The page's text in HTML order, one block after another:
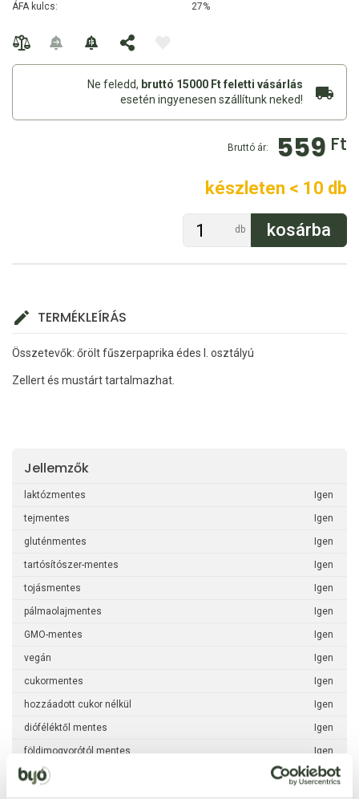
ÁFA kulcs:
27%
Ne feledd, bruttó 15000 Ft feletti vásárlás
esetén ingyenesen szállítunk neked!
Bruttó ár: 559 Ft
készleten < 10 db
db
TERMÉKLEÍRÁS
Összetevők: őrölt fűszerpaprika édes I. osztályú
Zellert és mustárt tartalmazhat.
Jellemzők
laktózmentes Igen
tejmentes Igen
gluténmentes Igen
tartósítószer-mentes Igen
tojásmentes Igen
pálmaolajmentes Igen
GMO-mentes Igen
vegán Igen
cukormentes Igen
hozzáadott cukor nélkül Igen
dióféléktől mentes Igen
földimogyorótól mentes Igen
haltól mentes Igen